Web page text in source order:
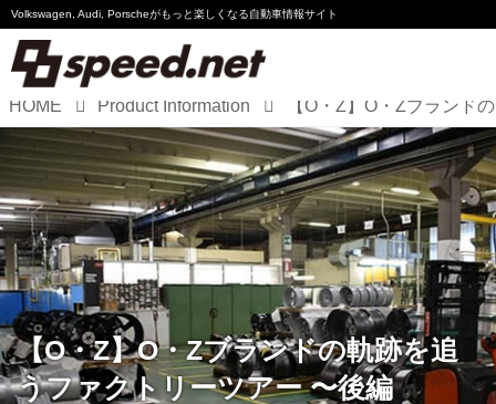
Volkswagen, Audi, Porscheがもっと楽しくなる自動車情報サイト
Volkswagen
Audi
Porsche
Motorsport
Essay
HOME Product Information 【O
【O・Z】O・Zブランドの軌跡を追
うファクトリーツアー 〜後編